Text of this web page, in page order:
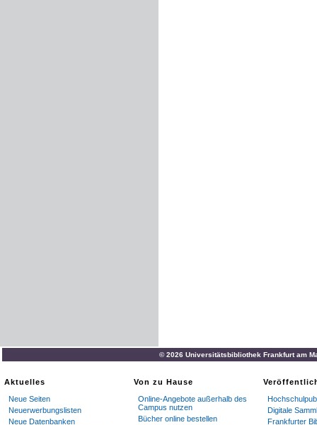
© 2026 Universitätsbibliothek Frankfurt am
Aktuelles
Neue Seiten
Neuerwerbungslisten
Neue Datenbanken
Von zu Hause
Online-Angebote außerhalb des
Campus nutzen
Bücher online bestellen
Digitale
Frankfurter